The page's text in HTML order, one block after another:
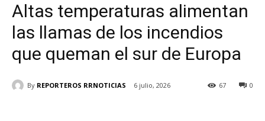
Altas temperaturas alimentan
las llamas de los incendios
que queman el sur de Europa
By REPORTEROS RRNOTICIAS 6 julio, 2026 0
67